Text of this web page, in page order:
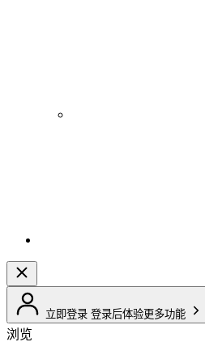
立即登录 登录后体验更多功能
浏览